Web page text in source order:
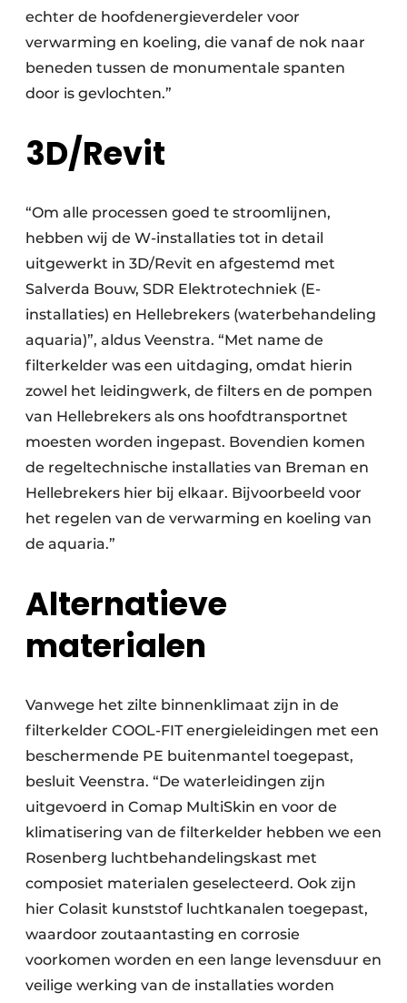
echter de hoofdenergieverdeler voor
verwarming en koeling, die vanaf de nok naar
beneden tussen de monumentale spanten
door is gevlochten.”
3D/Revit
“Om alle processen goed te stroomlijnen,
hebben wij de W-installaties tot in detail
uitgewerkt in 3D/Revit en afgestemd met
Salverda Bouw, SDR Elektrotechniek (E-
installaties) en Hellebrekers (waterbehandeling
aquaria)”, aldus Veenstra. “Met name de
filterkelder was een uitdaging, omdat hierin
zowel het leidingwerk, de filters en de pompen
van Hellebrekers als ons hoofdtransportnet
moesten worden ingepast. Bovendien komen
de regeltechnische installaties van Breman en
Hellebrekers hier bij elkaar. Bijvoorbeeld voor
het regelen van de verwarming en koeling van
de aquaria.”
Alternatieve
materialen
Vanwege het zilte binnenklimaat zijn in de
filterkelder COOL-FIT energieleidingen met een
beschermende PE buitenmantel toegepast,
besluit Veenstra. “De waterleidingen zijn
uitgevoerd in Comap MultiSkin en voor de
klimatisering van de filterkelder hebben we een
Rosenberg luchtbehandelingskast met
composiet materialen geselecteerd. Ook zijn
hier Colasit kunststof luchtkanalen toegepast,
waardoor zoutaantasting en corrosie
voorkomen worden en een lange levensduur en
veilige werking van de installaties worden